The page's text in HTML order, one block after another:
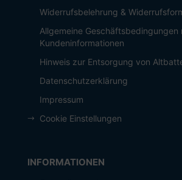
Widerrufsbelehrung &
Allgemeine Geschäftsbedingungen
Kundeninformationen
Hinweis zur Entsorgung von
Datenschutzerklärung
Impressum
Cookie Einstellungen
INFORMATIONEN